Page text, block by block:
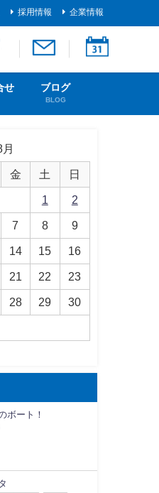
採用情報 企業情報
せ ブログ
BLOG
金 土 日
1 2
7 8 9
14 15 16
21 22 23
28 29 30
ボート！